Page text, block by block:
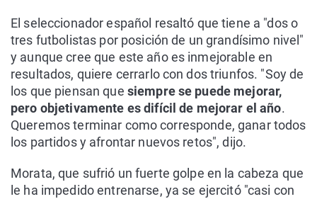
El seleccionador español resaltó que tiene a "dos o
tres futbolistas por posición de un grandísimo nivel"
y aunque cree que este año es inmejorable en
resultados, quiere cerrarlo con dos triunfos. "Soy de
los que piensan que siempre se puede mejorar,
pero objetivamente es difícil de mejorar el año.
Queremos terminar como corresponde, ganar todos
los partidos y afrontar nuevos retos", dijo.
Morata, que sufrió un fuerte golpe en la cabeza que
le ha impedido entrenarse, ya se ejercitó "casi con